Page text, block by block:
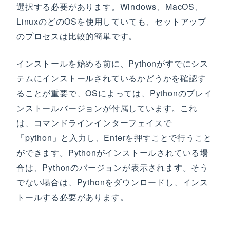
選択する必要があります。Windows、MacOS、
LinuxのどのOSを使用していても、セットアップ
のプロセスは比較的簡単です。
インストールを始める前に、Pythonがすでにシス
テムにインストールされているかどうかを確認す
ることが重要で、OSによっては、Pythonのプレイ
ンストールバージョンが付属しています。これ
は、コマンドラインインターフェイスで
「python」と入力し、Enterを押すことで行うこと
ができます。Pythonがインストールされている場
合は、Pythonのバージョンが表示されます。そう
でない場合は、Pythonをダウンロードし、インス
トールする必要があります。